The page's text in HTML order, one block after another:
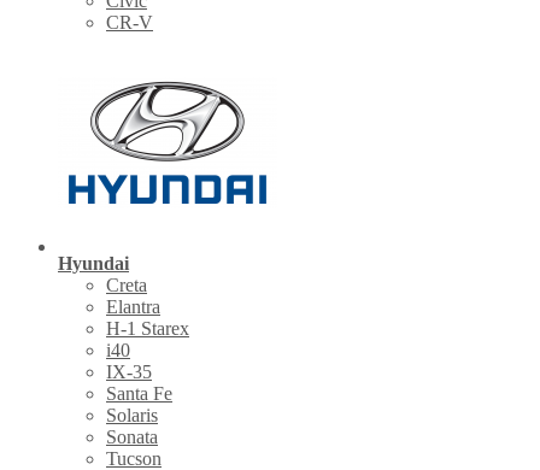
CR-V
Hyundai
Creta
Elantra
H-1 Starex
i40
IX-35
Santa Fe
Solaris
Sonata
Tucson